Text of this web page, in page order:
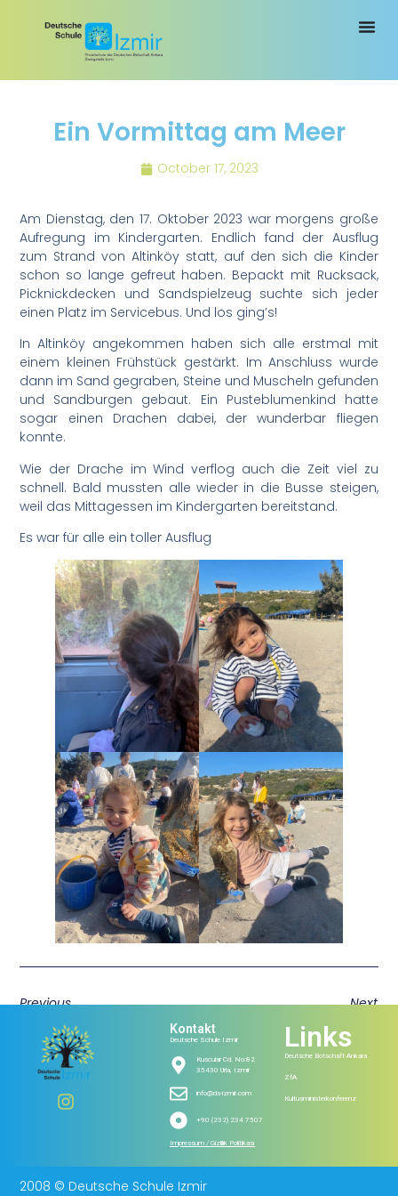
Ein Vormittag am Meer
October 17, 2023
Am Dienstag, den 17. Oktober 2023 war morgens große
Aufregung im Kindergarten. Endlich fand der Ausflug
zum Strand von Altinköy statt, auf den sich die Kinder
schon so lange gefreut haben. Bepackt mit Rucksack,
Picknickdecken und Sandspielzeug suchte sich jeder
einen Platz im Servicebus. Und los ging’s!
In Altinköy angekommen haben sich alle erstmal mit
einem kleinen Frühstück gestärkt. Im Anschluss wurde
dann im Sand gegraben, Steine und Muscheln gefunden
und Sandburgen gebaut. Ein Pusteblumenkind hatte
sogar einen Drachen dabei, der wunderbar fliegen
konnte.
Wie der Drache im Wind verflog auch die Zeit viel zu
schnell. Bald mussten alle wieder in die Busse steigen,
weil das Mittagessen im Kindergarten bereitstand.
Es war für alle ein toller Ausflug
Previous Next
Kontakt
Deutsche Schule Izmir
Kuscular Cd. No:82
35430 Urla, Izmir
info@ds-izmir.com
+90 (232) 234 7507
Impressum / Gizlilik Politikası
Links
Deutsche Botschaft Ankara
ZfA
Kultusministerkonferenz
2008 © Deutsche Schule Izmir